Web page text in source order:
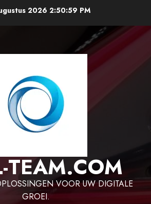
2026 2:50:59 PM
TEAM.COM
VOOR UW DIGITALE
GROEI.